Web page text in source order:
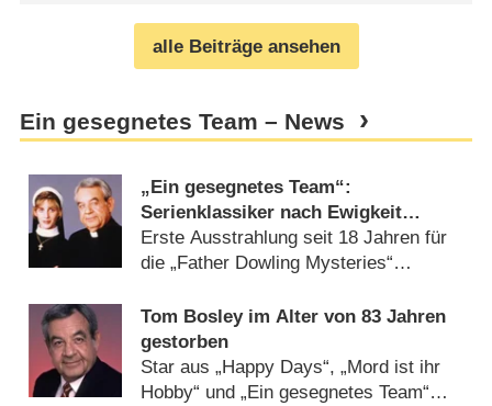
alle Beiträge ansehen
Ein gesegnetes Team – News
„Ein gesegnetes Team“:
Serienklassiker nach Ewigkeit
wieder im Free-TV
Erste Ausstrahlung seit 18 Jahren für
die „Father Dowling Mysteries“
Tom Bosley im Alter von 83 Jahren
gestorben
Star aus „Happy Days“, „Mord ist ihr
Hobby“ und „Ein gesegnetes Team“